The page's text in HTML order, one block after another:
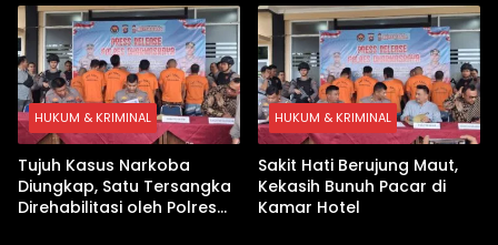
HUKUM & KRIMINAL
Tujuh Kasus Narkoba
Diungkap, Satu Tersangka
Direhabilitasi oleh Polres
HUKUM & KRIMINAL
Sakit Hati Berujung Maut,
Kekasih Bunuh Pacar di
Kamar Hotel